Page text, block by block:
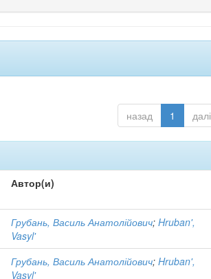
назад 1 далі
Автор(и)
Грубань, Василь Анатолійович;Hruban',
Vasyl'
Грубань, Василь Анатолійович;Hruban',
Vasyl'